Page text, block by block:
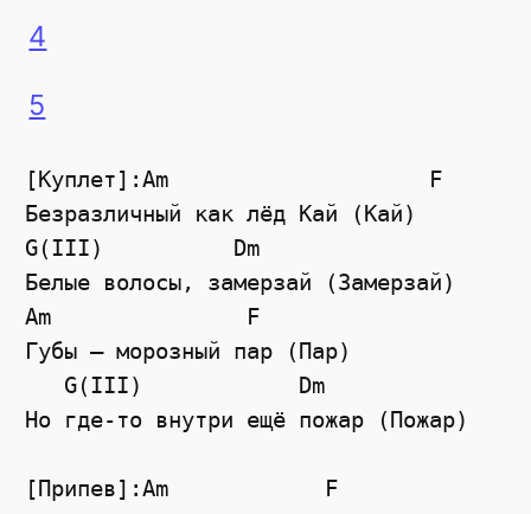
4
5
[Куплет]:Am                    F
Безразличный как лёд Кай (Кай)
G(III)          Dm
Белые волосы, замерзай (Замерзай)
Am               F
Губы — морозный пар (Пар)
   G(III)            Dm
Но где-то внутри ещё пожар (Пожар)
[Припев]:Am            F